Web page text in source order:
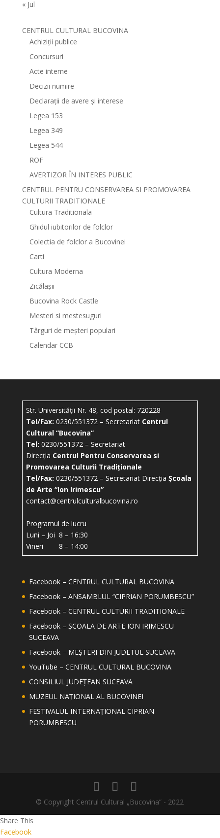
« Jul
CENTRUL CULTURAL BUCOVINA
Achiziții publice
Concursuri
Acte interne
Decizii numire
Declarații de avere și interese
Legea 153
Legea 349
Legea 544
ROF
AVERTIZOR ÎN INTERES PUBLIC
CENTRUL PENTRU CONSERVAREA SI PROMOVAREA
CULTURII TRADITIONALE
Cultura Traditionala
Ghidul iubitorilor de folclor
Colectia de folclor a Bucovinei
Carti
Cultura Moderna
Zicălașii
Bucovina Rock Castle
Mesteri si mestesuguri
Târguri de meșteri populari
Calendar CCB
Str. Universității Nr. 48, cod postal: 720228
Tel/Fax: 0230/551372 – Secretariat Centrul
Cultural ”Bucovina”
Tel: 0230/551372 – Secretariat
Direcția Centrul Pentru Conservarea si
Promovarea Culturii Tradiționale
Tel/Fax: 0230/551372 – Secretariat Direcția Școala
de Arte “Ion Irimescu”
contact@centrulculturalbucovina.ro
Programul de lucru
Luni – Joi 8 – 16:30
Vineri 8 – 14:00
Facebook – CENTRUL CULTURAL BUCOVINA
Facebook – ANSAMBLUL “CIPRIAN PORUMBESCU”
Facebook – CENTRUL CULTURII TRADITIONALE
Facebook – ȘCOALA DE ARTE ION IRIMESCU
SUCEAVA
Facebook – MEȘTERI DIN JUDETUL SUCEAVA
YouTube – CENTRUL CULTURAL BUCOVINA
CONSILIUL JUDEȚEAN SUCEAVA
MUZEUL NAȚIONAL AL BUCOVINEI
FESTIVALUL INTERNAȚIONAL CIPRIAN
PORUMBESCU
© Copyright Centrul Cultural „Bucovina” - 2022
Share This
Facebook